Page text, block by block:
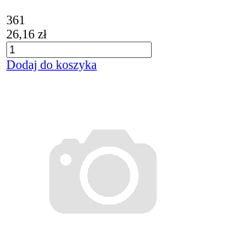
361
26,16 zł
Dodaj do koszyka